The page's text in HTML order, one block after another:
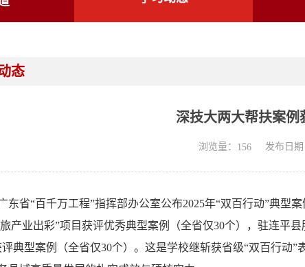
态
深技大两大帮扶案例
浏览量： 156 发布日期
东省“百千万工程”指挥部办公室公布2025年“双百行动”典型
产业出彩”项目获评优秀典型案例（全省仅30个），驻连
评典型案例（全省仅30个）。这是学校继斩获省级“双百行动